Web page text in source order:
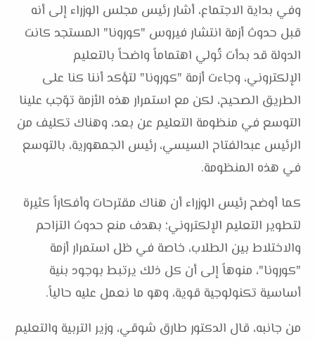
وفي بداية الاجتماع، أشار رئيس مجلس الوزراء إلى أنه
قبل حدوث أزمة انتشار فيروس "كورونا" المستجد كانت
الدولة قد بدأت تُولي اهتماماً واضحاً بالتعليم
الإلكتروني، وجاءت أزمة "كورونا" لتؤكد أننا كنا على
الطريق الصحيح، لكن مع استمرار هذه الأزمة توّجب علينا
التوسع في منظومة التعليم عن بعد، وهناك تكليف من
الرئيس عبدالفتاح السيسي، رئيس الجمهورية، بالتوسع
في هذه المنظومة.
كما أوضح رئيس الوزراء أن هناك مقترحات وأفكاراً كثيرة
لتطوير التعليم الإلكتروني؛ بهدف منع حدوث التزاحم
والاختلاط بين الطلاب، خاصة في ظل استمرار أزمة
"كورونا"، منوهاً إلى أن كل ذلك يرتبط بوجود بنية
أساسية تكنولوجية قوية، وهو ما نعمل عليه حالياً.
من جانبه، قال الدكتور طارق شوقي، وزير التربية والتعليم